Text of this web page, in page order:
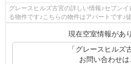
グレースヒルズ古宮の詳しい情報♪セブン
る物件です♪こちらの物件はアパートです♪
現在空室情報があ
「グレースヒルズ
お問い合わせは